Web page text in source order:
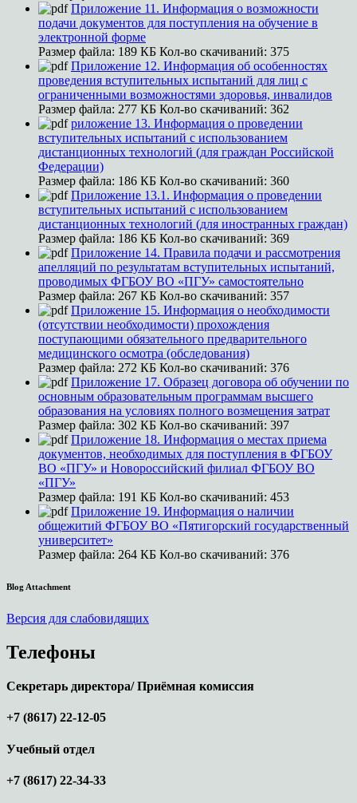
Приложение 11. Информация о возможности
подачи документов для поступления на обучение в
электронной форме
Размер файла: 189 КБ Кол-во скачиваний: 375
Приложение 12. Информация об особенностях
проведения вступительных испытаний для лиц с
ограниченными возможностями здоровья, инвалидов
Размер файла: 277 КБ Кол-во скачиваний: 362
риложение 13. Информация о проведении
вступительных испытаний с использованием
дистанционных технологий (для граждан Российской
Федерации)
Размер файла: 186 КБ Кол-во скачиваний: 360
Приложение 13.1. Информация о проведении
вступительных испытаний с использованием
дистанционных технологий (для иностранных граждан)
Размер файла: 186 КБ Кол-во скачиваний: 369
Приложение 14. Правила подачи и рассмотрения
апелляций по результатам вступительных испытаний,
проводимых ФГБОУ ВО «ПГУ» самостоятельно
Размер файла: 267 КБ Кол-во скачиваний: 357
Приложение 15. Информация о необходимости
(отсутствии необходимости) прохождения
поступающими обязательного предварительного
медицинского осмотра (обследования)
Размер файла: 272 КБ Кол-во скачиваний: 376
Приложение 17. Образец договора об обучении по
основным образовательным программам высшего
образования на условиях полного возмещения затрат
Размер файла: 302 КБ Кол-во скачиваний: 397
Приложение 18. Информация о местах приема
документов, необходимых для поступления в ФГБОУ
ВО «ПГУ» и Новороссийский филиал ФГБОУ ВО
«ПГУ»
Размер файла: 191 КБ Кол-во скачиваний: 453
Приложение 19. Информация о наличии
общежитий ФГБОУ ВО «Пятигорский государственный
университет»
Размер файла: 264 КБ Кол-во скачиваний: 376
Blog Attachment
Версия для слабовидящих
Телефоны
Секретарь директора/ Приёмная комиссия
+7 (8617) 22-12-05
Учебный отдел
+7 (8617) 22-34-33